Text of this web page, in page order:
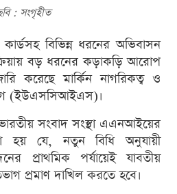
: সংগৃহীত
কার্ডসহ বিভিন্ন ধরনের অভিবাসন
বড় ধরনের কড়াকড়ি আরোপ
করেছে মার্কিন নাগরিকত্ব ও
(ইউএসসিআইএস)।
সংবাদ সংস্থা এএনআইয়ের
হয় যে, নতুন বিধি অনুযায়ী
প্রাথমিক পর্যায়েই যাবতীয়
প্রমাণ দাখিল করতে হবে।